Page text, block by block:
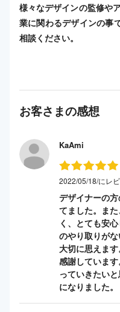
様々なデザインの監修や
業に関わるデザインの事
相談ください。
お客さまの感想
KaAmi
2022/05/18/にレ
デザイナーの
てました。ま
く、とても安
のやり取りが
大切に思えま
感謝していま
っていきたい
になりました。